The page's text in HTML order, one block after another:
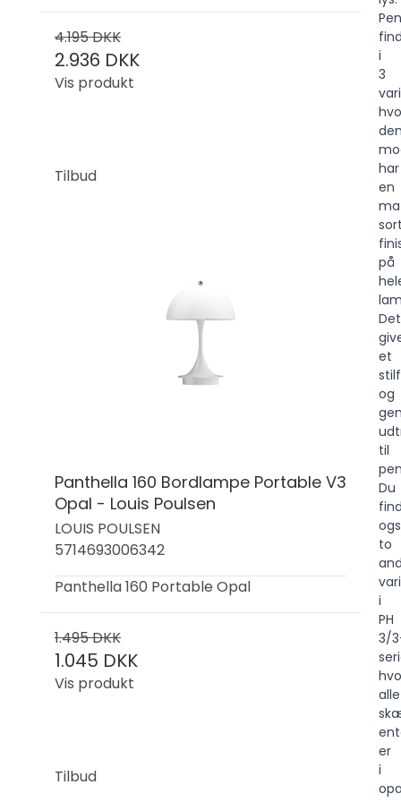
4.195 DKK
2.936 DKK
Vis produkt
Tilbud
Panthella 160 Bordlampe Portable V3
Opal - Louis Poulsen
LOUIS POULSEN
5714693006342
Panthella 160 Portable Opal
1.495 DKK
1.045 DKK
Vis produkt
Tilbud
i
3
har
en
på
et
og
til
Du
to
i
PH
3/
alle
er
i